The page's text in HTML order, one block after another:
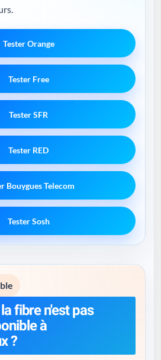
Tester Orange
Tester Free
Tester SFR
Tester RED
Bouygues Telecom
Tester Sosh
fibre n'est pas
à
?